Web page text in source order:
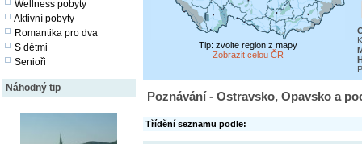
Wellness pobyty
Aktivní pobyty
Romantika pro dva
S dětmi
Senioři
Náhodný tip
Tip: zvolte region z mapy
Zobrazit celou ČR
Poznávání - Ostravsko, Opavsko a
Třídění seznamu podle: